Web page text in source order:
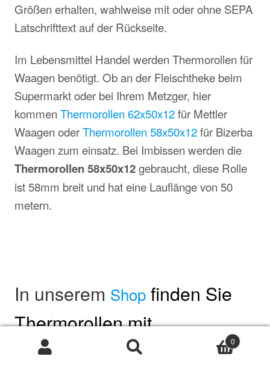
Größen erhalten, wahlweise mit oder ohne SEPA
Latschrifttext auf der Rückseite.
Im Lebensmittel Handel werden Thermorollen für
Waagen benötigt. Ob an der Fleischtheke beim
Supermarkt oder bei Ihrem Metzger, hier
kommen Thermorollen 62x50x12für Mettler
Waagen oderThermorollen 58x50x12für Bizerba
Waagen zum einsatz. Bei Imbissen werden die
Thermorollen 58x50x12gebraucht, diese Rolle
ist 58mm breit und hat eine Lauflänge von 50
metern.
In unserem Shop finden Sie
Thermorollen mit
unterschiedlicher
0